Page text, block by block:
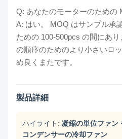
Q: あなたのモーターのための
A: はい。 MOQ はサンプル承
ための 100-500pcs の間にあ
の順序のためのより小さいロ
め良くまたです。
製品詳細
ハイライト: 凝縮の単位ファン
コンデンサーの冷却ファン